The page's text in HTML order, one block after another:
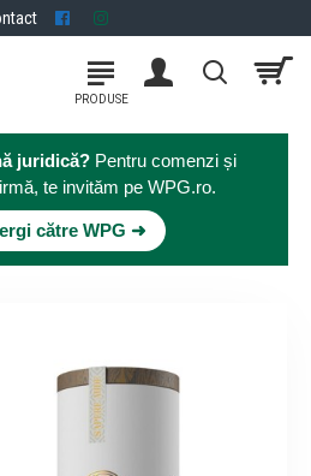
juridică? Pentru comenzi și
te invităm pe WPG.ro.
către WPG ➜